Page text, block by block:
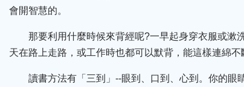
會開智慧的。
那要利用什麼時候來背經呢?一早起身穿衣服或漱
天在路上走路，或工作時也都可以默背，能這樣連綿不
讀書方法有「三到」--眼到、口到、心到。你的眼